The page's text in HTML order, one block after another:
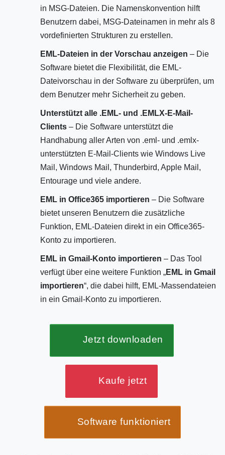
in MSG-Dateien. Die Namenskonvention hilft
Benutzern dabei, MSG-Dateinamen in mehr als 8
vordefinierten Strukturen zu erstellen.
EML-Dateien in der Vorschau anzeigen – Die
Software bietet die Flexibilität, die EML-
Dateivorschau in der Software zu überprüfen, um
dem Benutzer mehr Sicherheit zu geben.
Unterstützt alle .EML- und .EMLX-E-Mail-
Clients – Die Software unterstützt die
Handhabung aller Arten von .eml- und .emlx-
unterstützten E-Mail-Clients wie Windows Live
Mail, Windows Mail, Thunderbird, Apple Mail,
Entourage und viele andere.
EML in Office365 importieren – Die Software
bietet unseren Benutzern die zusätzliche
Funktion, EML-Dateien direkt in ein Office365-
Konto zu importieren.
EML in Gmail-Konto importieren – Das Tool
verfügt über eine weitere Funktion „EML in Gmail
importieren“, die dabei hilft, EML-Massendateien
in ein Gmail-Konto zu importieren.
Jetzt downloaden
Kaufe jetzt
Software funktioniert